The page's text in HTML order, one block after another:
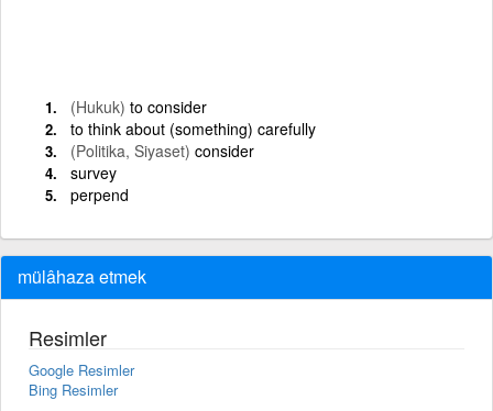
(Hukuk) to consider
to think about (something) carefully
(Politika, Siyaset) consider
survey
perpend
mülâhaza etmek
Resimler
Google Resimler
Bing Resimler